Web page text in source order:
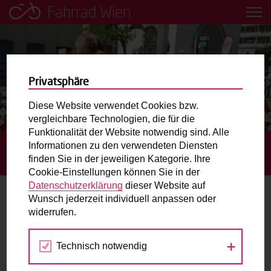
Fahrrad Wien
Leih dir einfach ein Transportfahrrad in deiner Nähe aus!
Mobilitätsbildung für Kinder und
Jugendliche
Radweg-Projektkarte
Routenplaner
Mit dem Fahrrad in Wien unterwegs? Hier finden Sie die
beste Route.
Wunschbox
Sie haben ein Anliegen zum Radverkehr? Schreiben Sie
STARTSEITE TERMINE
GRATIS RADFAHRTRAINING AM
RADMOTORIKPARK KAISERMÜHLEN
12.
APR
2026
Privatsphäre
Diese Website verwendet Cookies bzw.
vergleichbare Technologien, die für die
Funktionalität der Website notwendig sind. Alle
Informationen zu den verwendeten Diensten
finden Sie in der jeweiligen Kategorie. Ihre
Cookie-Einstellungen können Sie in der
Datenschutzerklärung dieser Website auf
Wunsch jederzeit individuell anpassen oder
widerrufen.
Technisch notwendig